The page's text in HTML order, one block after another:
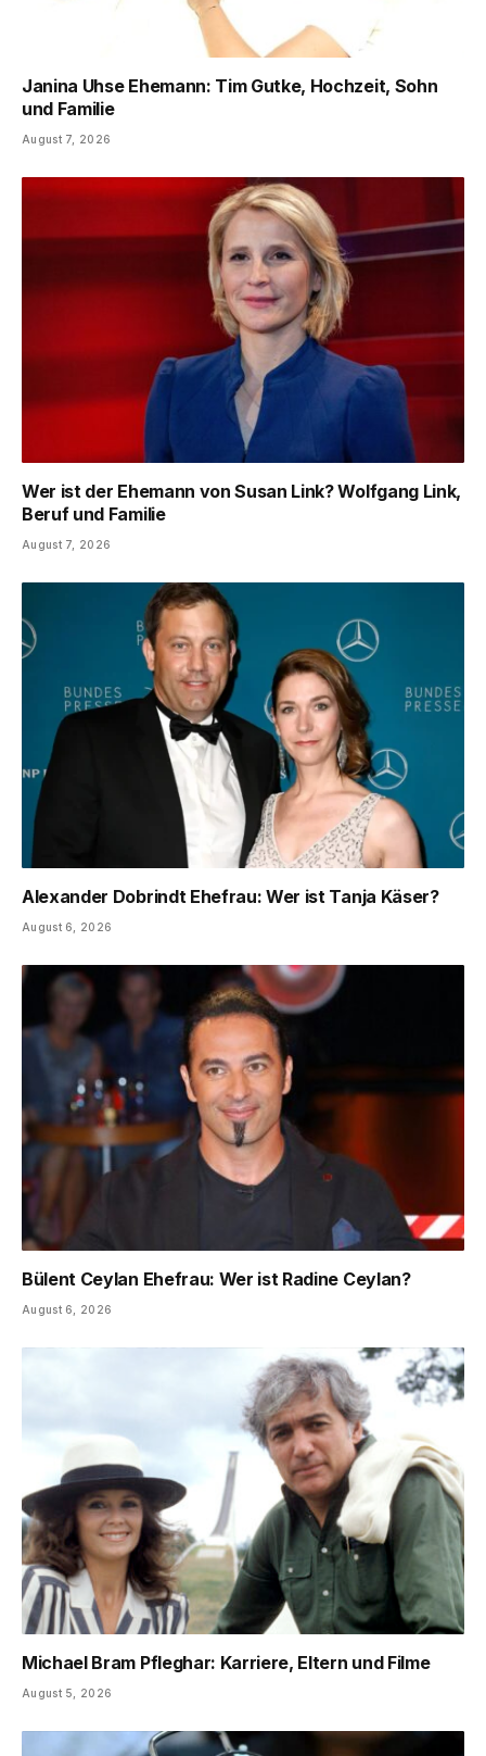
Janina Uhse Ehemann: Tim Gutke, Hochzeit, Sohn
und Familie
August 7, 2026
Wer ist der Ehemann von Susan Link? Wolfgang Link,
Beruf und Familie
August 7, 2026
Alexander Dobrindt Ehefrau: Wer ist Tanja Käser?
August 6, 2026
Bülent Ceylan Ehefrau: Wer ist Radine Ceylan?
August 6, 2026
Michael Bram Pfleghar: Karriere, Eltern und Filme
August 5, 2026